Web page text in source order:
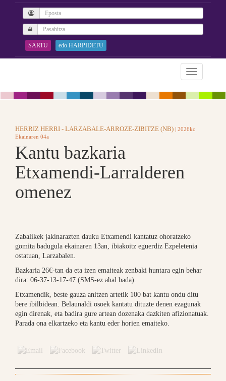
SARTU edo HARPIDETU
HERRIZ HERRI - LARZABALE-ARROZE-ZIBITZE (NB) | 2026ko
Ekainaren 04a
Kantu bazkaria
Etxamendi-Larralderen
omenez
Zabalikek jakinarazten dauku Etxamendi kantatuz ohoratzeko
gomita badugula ekainaren 13an, ibiakoitz eguerdiz Ezpeletenia
ostatuan, Larzabalen.
Bazkaria 26€-tan da eta izen emaiteak zenbaki huntara egin behar
dira: 06-37-13-17-47 (SMS-ez ahal bada).
Etxamendik, beste gauza anitzen artetik 100 bat kantu ondu ditu
bere ibilbidean. Belaunaldi osoek kantatu dituzte denen ezagunak
egin direnak, eta badira gure artean dozenaka dazkiten afizionatuak.
Parada ona elkartzeko eta kantu eder horien emaiteko.